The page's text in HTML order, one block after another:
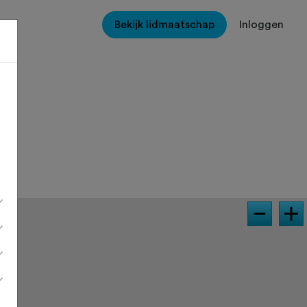
Bekijk lidmaatschap Inloggen